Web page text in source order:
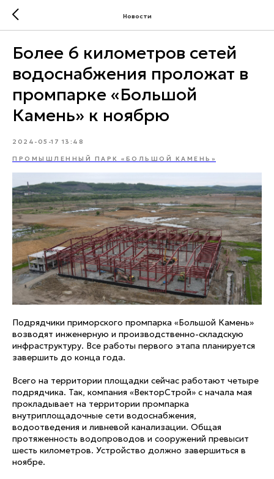
Новости
Более 6 километров сетей
водоснабжения проложат в
промпарке «Большой
Камень» к ноябрю
2024-05-17 13:48
ПРОМЫШЛЕННЫЙ ПАРК «БОЛЬШОЙ КАМЕНЬ»
Подрядчики приморского промпарка «Большой Камень»
возводят инженерную и производственно-складскую
инфраструктуру. Все работы первого этапа планируется
завершить до конца года.
Всего на территории площадки сейчас работают четыре
подрядчика. Так, компания «ВекторСтрой» с начала мая
прокладывает на территории промпарка
внутриплощадочные сети водоснабжения,
водоотведения и ливневой канализации. Общая
протяженность водопроводов и сооружений превысит
шесть километров. Устройство должно завершиться в
ноябре.